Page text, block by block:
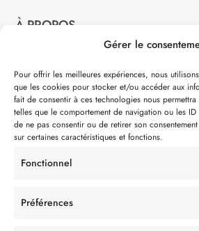
Gérer le
Pour offrir les meilleures expériences, nous
que les cookies pour stocker et/ou accéder aux
fait de consentir à ces technologies nous
telles que le comportement de navigation ou les
de ne pas consentir ou de retirer son
sur certaines caractéristiques et fonctions.
Fonctionnel
Préférences
À PROPOS
Notre philosophie
Contact
Partenaire de: